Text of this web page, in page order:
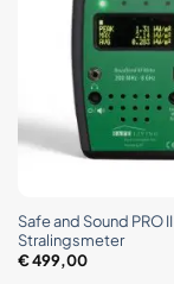
Safe and Sound PRO II
Stralingsmeter
€499,00